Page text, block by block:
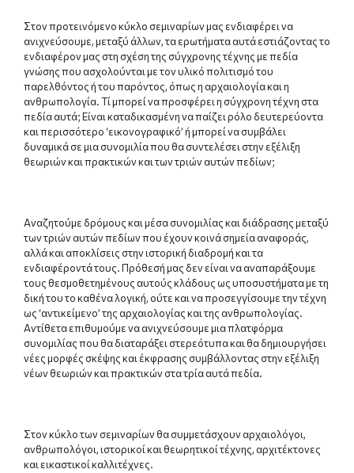
Στον προτεινόμενο κύκλο σεμιναρίων μας ενδιαφέρει να
ανιχνεύσουμε, μεταξύ άλλων, τα ερωτήματα αυτά εστιάζοντας το
ενδιαφέρον μας στη σχέση της σύγχρονης τέχνης με πεδία
γνώσης που ασχολούνται με τον υλικό πολιτισμό του
παρελθόντος ή του παρόντος, όπως η αρχαιολογία και η
ανθρωπολογία. Τί μπορεί να προσφέρει η σύγχρονη τέχνη στα
πεδία αυτά; Είναι καταδικασμένη να παίζει ρόλο δευτερεύοντα
και περισσότερο ‘εικονογραφικό’ ή μπορεί να συμβάλει
δυναμικά σε μια συνομιλία που θα συντελέσει στην εξέλιξη
θεωριών και πρακτικών και των τριών αυτών πεδίων;
Αναζητούμε δρόμους και μέσα συνομιλίας και διάδρασης μεταξύ
των τριών αυτών πεδίων που έχουν κοινά σημεία αναφοράς,
αλλά και αποκλίσεις στην ιστορική διαδρομή και τα
ενδιαφέροντά τους. Πρόθεσή μας δεν είναι να αναπαράξουμε
τους θεσμοθετημένους αυτούς κλάδους ως υποσυστήματα με τη
δική του το καθένα λογική, ούτε και να προσεγγίσουμε την τέχνη
ως ‘αντικείμενο’ της αρχαιολογίας και της ανθρωπολογίας.
Αντίθετα επιθυμούμε να ανιχνεύσουμε μια πλατφόρμα
συνομιλίας που θα διαταράξει στερεότυπα και θα δημιουργήσει
νέες μορφές σκέψης και έκφρασης συμβάλλοντας στην εξέλιξη
νέων θεωριών και πρακτικών στα τρία αυτά πεδία.
Στον κύκλο των σεμιναρίων θα συμμετάσχουν αρχαιολόγοι,
ανθρωπολόγοι, ιστορικοί και θεωρητικοί τέχνης, αρχιτέκτονες
και εικαστικοί καλλιτέχνες.